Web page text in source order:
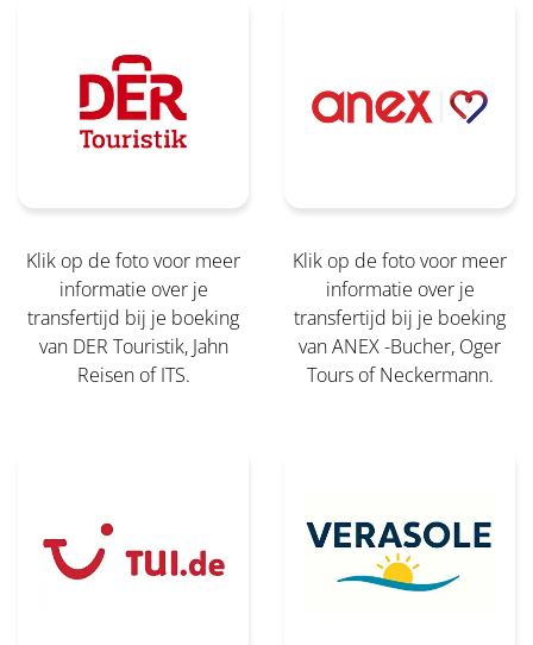
Klik op de foto voor meer
informatie over je
transfertijd bij je boeking
van DER Touristik, Jahn
Reisen of ITS.
Klik op de foto voor meer
informatie over je
transfertijd bij je boeking
van ANEX -Bucher, Oger
Tours of Neckermann.